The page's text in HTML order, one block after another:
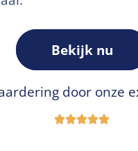
Bekijk nu
door onze